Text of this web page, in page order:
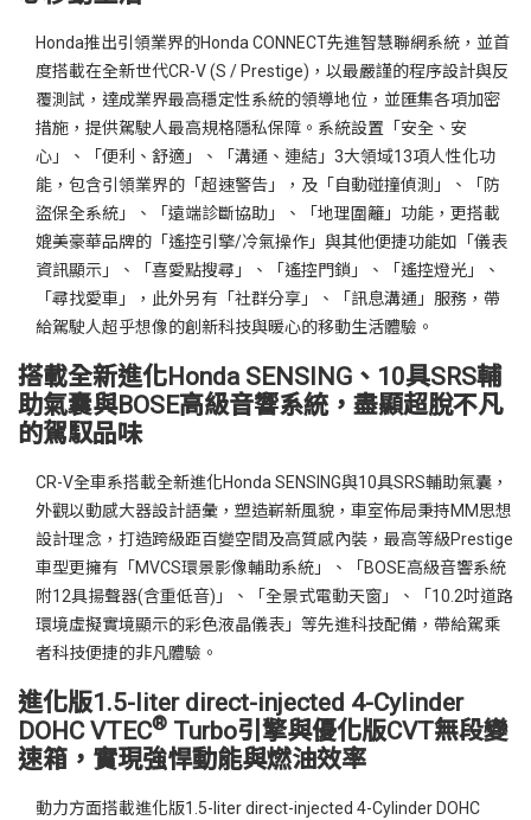
Honda推出引領業界的Honda CONNECT先進智慧聯網系統，並首
度搭載在全新世代CR-V (S / Prestige)，以最嚴謹的程序設計與反
覆測試，達成業界最高穩定性系統的領導地位，並匯集各項加密
措施，提供駕駛人最高規格隱私保障。系統設置「安全、安
心」、「便利、舒適」、「溝通、連結」3大領域13項人性化功
能，包含引領業界的「超速警告」，及「自動碰撞偵測」、「防
盜保全系統」、「遠端診斷協助」、「地理圍籬」功能，更搭載
媲美豪華品牌的「遙控引擎/冷氣操作」與其他便捷功能如「儀表
資訊顯示」、「喜愛點搜尋」、「遙控門鎖」、「遙控燈光」、
「尋找愛車」，此外另有「社群分享」、「訊息溝通」服務，帶
給駕駛人超乎想像的創新科技與暖心的移動生活體驗。
搭載全新進化Honda SENSING、10具SRS輔
助氣囊與BOSE高級音響系統，盡顯超脫不凡
的駕馭品味
CR-V全車系搭載全新進化Honda SENSING與10具SRS輔助氣囊，
外觀以動感大器設計語彙，塑造嶄新風貌，車室佈局秉持MM思想
設計理念，打造跨級距百變空間及高質感內裝，最高等級Prestige
車型更擁有「MVCS環景影像輔助系統」、「BOSE高級音響系統
附12具揚聲器(含重低音)」、「全景式電動天窗」、「10.2吋道路
環境虛擬實境顯示的彩色液晶儀表」等先進科技配備，帶給駕乘
者科技便捷的非凡體驗。
進化版1.5-liter direct-injected 4-Cylinder
DOHC VTEC® Turbo引擎與優化版CVT無段變
速箱，實現強悍動能與燃油效率
動力方面搭載進化版1.5-liter direct-injected 4-Cylinder DOHC